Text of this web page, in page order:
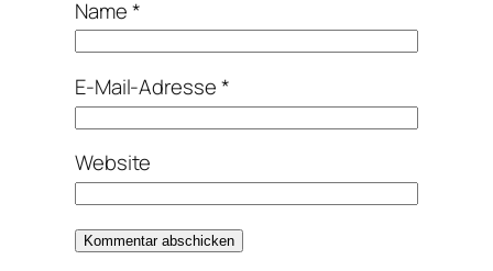
Name*
E-Mail-Adresse*
Website